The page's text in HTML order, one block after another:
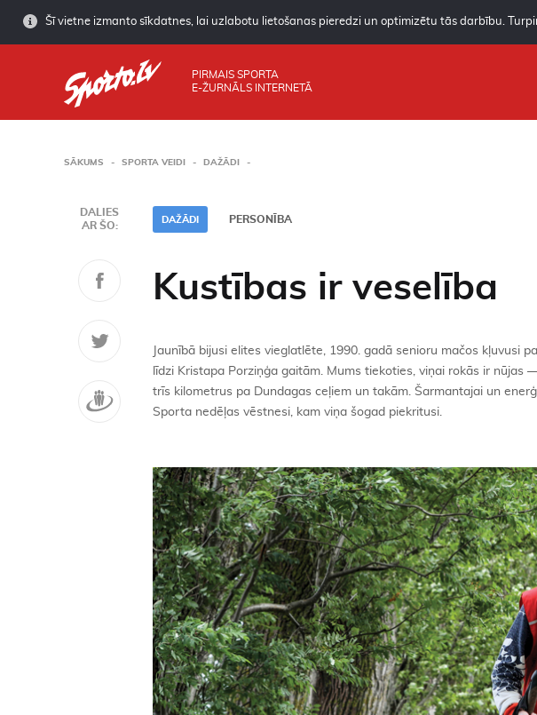
Šī vietne izmanto sīkdatnes, lai uzlabotu lietošanas pieredzi un optimizētu tās darbību.
PIRMAIS SPORTA
E-ŽURNĀLS INTERNETĀ
SĀKUMS SPORTA VEIDI DAŽĀDI
DALIES
AR ŠO:
DAŽĀDI PERSONĪBA
Kustības ir veselība
Jaunībā bijusi elites vieglatlēte, 1990. gadā senioru mačos kļuvusi
līdzi Kristapa Porziņģa gaitām. Mums tiekoties, viņai rokās ir
trīs kilometrus pa Dundagas ceļiem un takām. Šarmantajai un
Sporta nedēļas vēstnesi, kam viņa šogad piekritusi.